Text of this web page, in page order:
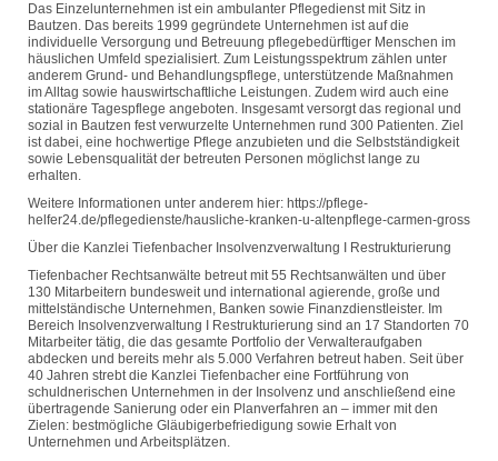
Das Einzelunternehmen ist ein ambulanter Pflegedienst mit Sitz in
Bautzen. Das bereits 1999 gegründete Unternehmen ist auf die
individuelle Versorgung und Betreuung pflegebedürftiger Menschen im
häuslichen Umfeld spezialisiert. Zum Leistungsspektrum zählen unter
anderem Grund- und Behandlungspflege, unterstützende Maßnahmen
im Alltag sowie hauswirtschaftliche Leistungen. Zudem wird auch eine
stationäre Tagespflege angeboten. Insgesamt versorgt das regional und
sozial in Bautzen fest verwurzelte Unternehmen rund 300 Patienten. Ziel
ist dabei, eine hochwertige Pflege anzubieten und die Selbstständigkeit
sowie Lebensqualität der betreuten Personen möglichst lange zu
erhalten.
Weitere Informationen unter anderem hier: https://pflege-
helfer24.de/pflegedienste/hausliche-kranken-u-altenpflege-carmen-gross
Über die Kanzlei Tiefenbacher Insolvenzverwaltung I Restrukturierung
Tiefenbacher Rechtsanwälte betreut mit 55 Rechtsanwälten und über
130 Mitarbeitern bundesweit und international agierende, große und
mittelständische Unternehmen, Banken sowie Finanzdienstleister. Im
Bereich Insolvenzverwaltung I Restrukturierung sind an 17 Standorten 70
Mitarbeiter tätig, die das gesamte Portfolio der Verwalteraufgaben
abdecken und bereits mehr als 5.000 Verfahren betreut haben. Seit über
40 Jahren strebt die Kanzlei Tiefenbacher eine Fortführung von
schuldnerischen Unternehmen in der Insolvenz und anschließend eine
übertragende Sanierung oder ein Planverfahren an – immer mit den
Zielen: bestmögliche Gläubigerbefriedigung sowie Erhalt von
Unternehmen und Arbeitsplätzen.